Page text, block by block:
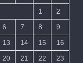
1
2
6 7 8
9
13 14 15
16
20 21 22
23